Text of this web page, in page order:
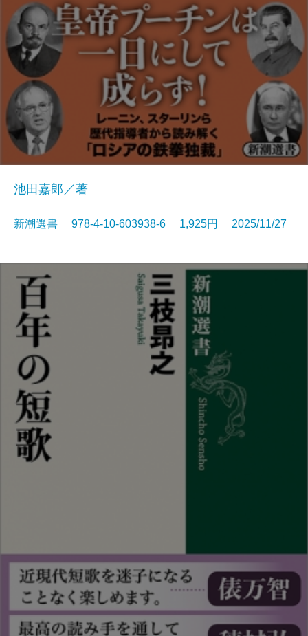
池田嘉郎／著
新潮選書 978-4-10-603938-6 1,925円 2025/11/27